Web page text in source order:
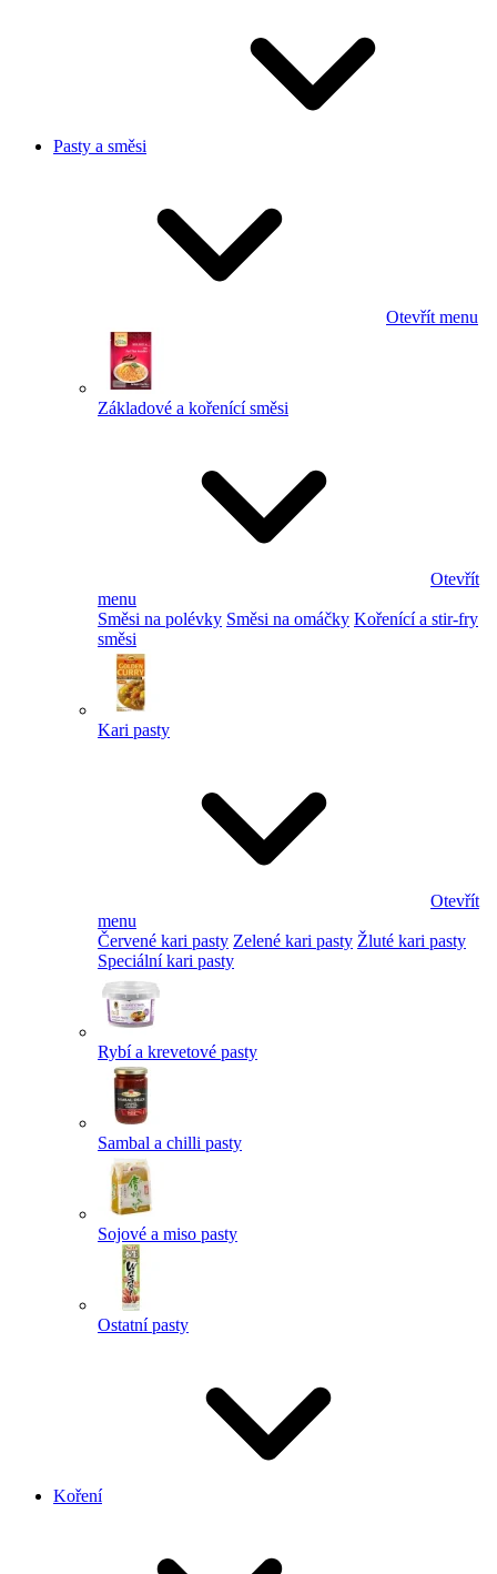
Pasty a směsi
Otevřít menu
Základové a kořenící směsi
Otevřít
menu
Směsi na polévky Směsi na omáčky Kořenící a stir-fry
směsi
Kari pasty
Otevřít
menu
Červené kari pasty Zelené kari pasty Žluté kari pasty
Speciální kari pasty
Rybí a krevetové pasty
Sambal a chilli pasty
Sojové a miso pasty
Ostatní pasty
Koření